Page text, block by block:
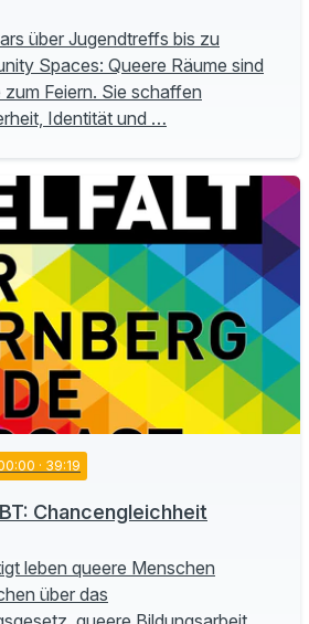
über Jugendtreffs bis zu
Spaces: Queere Räume sind
Feiern. Sie schaffen
Identität und …
· 39:19
Chancengleichheit
leben queere Menschen
über das